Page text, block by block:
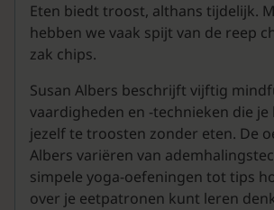
Eten biedt troost, althans tijdelijk.
hebben we vaak spijt van de reep
zak chips.
Susan Albers beschrijft vijftig
vaardigheden en -technieken die je
jezelf te troosten zonder eten. De
Albers variëren van
simpele yoga-oefeningen tot tips
over je eetpatronen kunt leren